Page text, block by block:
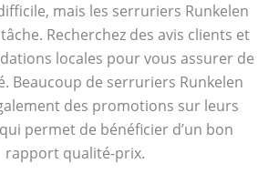
mais les serruriers Runkelen
Recherchez des avis clients et
locales pour vous assurer de
Beaucoup de serruriers Runkelen
des promotions sur leurs
permet de bénéficier d’un bon
rapport qualité-prix.